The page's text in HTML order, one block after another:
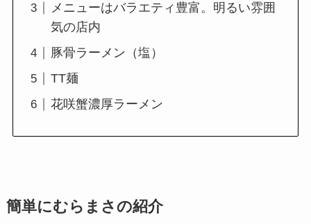
メニューはバラエティ豊富。明るい雰囲
気の店内
豚骨ラーメン（塩）
TT麺
花咲蟹濃厚ラーメン
簡単にむらまさの紹介